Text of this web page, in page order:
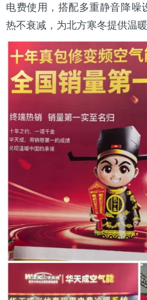
电费使用，搭配多重静音降
热不衰减，为北方寒冬提供温暖